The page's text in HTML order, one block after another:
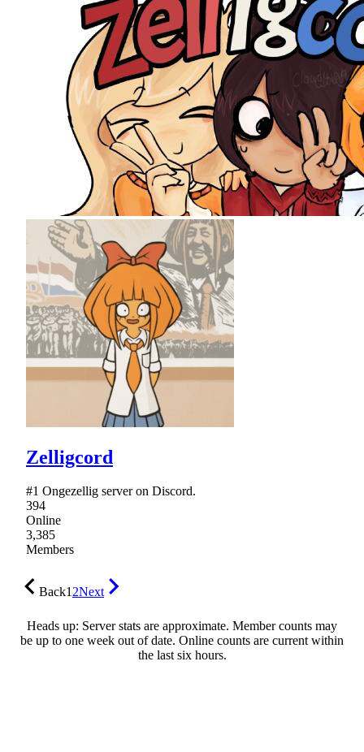
Zelligcord
#1 Ongezellig server on Discord.
394
Online
3,385
Members
Back12Next
Heads up: Server stats are approximate. Member counts may
be up to one week out of date. Online counts are current within
the last six hours.